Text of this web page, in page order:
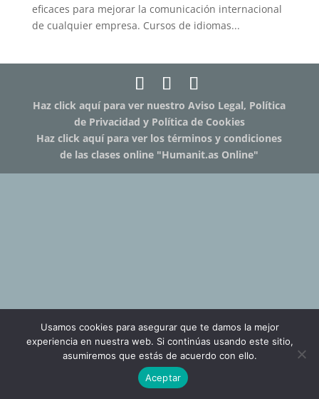
eficaces para mejorar la comunicación internacional
de cualquier empresa. Cursos de idiomas...
Haz click aquí para ver nuestro Aviso Legal, Política
de Privacidad y Política de Cookies
Haz click aquí para ver los términos y condiciones
de las clases online "Humanit.as Online"
Usamos cookies para asegurar que te damos la mejor
experiencia en nuestra web. Si continúas usando este sitio,
asumiremos que estás de acuerdo con ello.
Aceptar